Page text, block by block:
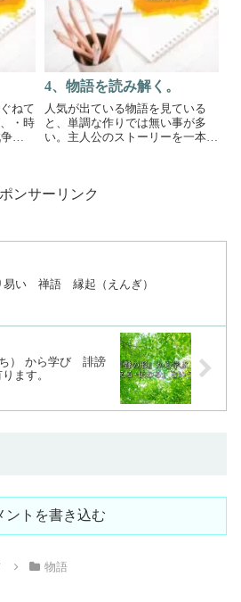
将。なぜか、劉備のもとには強い
武将が集まってくる。五虎将軍の
関...
ねて
・時
も
モノ
4、物語を読み解く。
人気が出ている物語を見ている
と、単調な作りでは無い事が多
い。主人公のストーリーを一本ど
に基づいてい性格などを含めた言
ンサーリンク
易い 禅語 縁起（えんぎ）
） から学び 誹謗
ます。
ントを書き込む
物語